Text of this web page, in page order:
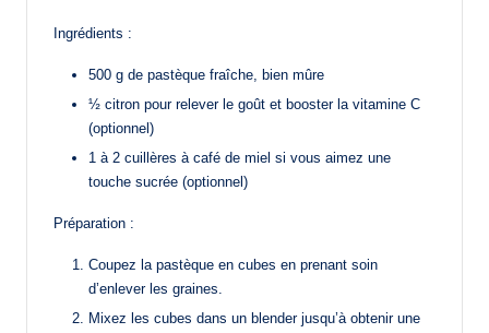
Ingrédients :
500 g de pastèque fraîche, bien mûre
½ citron pour relever le goût et booster la vitamine C
(optionnel)
1 à 2 cuillères à café de miel si vous aimez une
touche sucrée (optionnel)
Préparation :
Coupez la pastèque en cubes en prenant soin
d’enlever les graines.
Mixez les cubes dans un blender jusqu’à obtenir une